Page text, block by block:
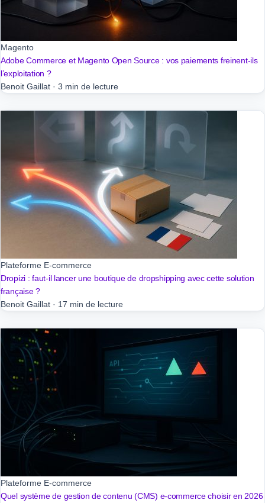
Magento
Adobe Commerce et Magento Open Source : vos paiements freinent-ils
l’exploitation ?
Benoit Gaillat · 3 min de lecture
Plateforme E-commerce
Dropizi : faut-il lancer une boutique de dropshipping avec cette solution
française ?
Benoit Gaillat · 17 min de lecture
Plateforme E-commerce
Quel système de gestion de contenu (CMS) e-commerce choisir en 2026